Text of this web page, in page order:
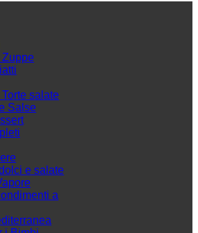
Zuppe
salate
Salse
e salate
a